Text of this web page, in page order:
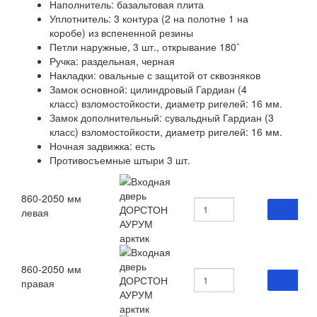
Наполнитель: базальтовая плита
Уплотнитель: 3 контура (2 на полотне 1 на
коробе) из вспененной резины
Петли наружные, 3 шт., открывание 180˚
Ручка: раздельная, черная
Накладки: овальные с защитой от сквозняков
Замок основной: цилиндровый Гардиан (4
класс) взломостойкости, диаметр ригелей: 16 мм.
Замок дополнительный: сувальдный Гардиан (3
класс) взломостойкости, диаметр ригелей: 16 мм.
Ночная задвижка: есть
Противосъемные штыри 3 шт.
860-2050 мм
левая
860-2050 мм
правая